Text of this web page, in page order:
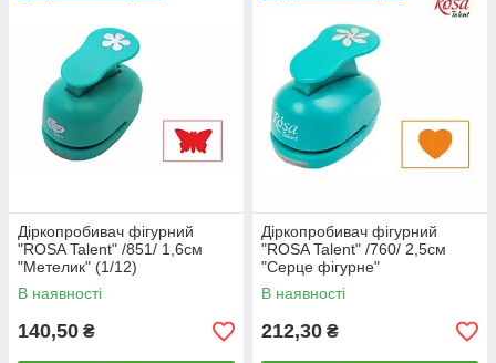
Діркопробивач фігурний
"ROSA Talent" /851/ 1,6см
"Метелик" (1/12)
В наявності
140,50 ₴
Діркопробивач фігурний
"ROSA Talent" /760/ 2,5см
"Серце фігурне"
В наявності
212,30 ₴